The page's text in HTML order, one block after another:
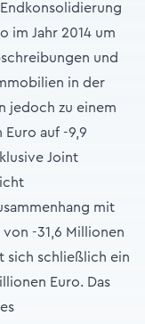
im Jahr 2014 um
und
in der
jedoch zu einem
Euro auf -9,9
Joint
mit
-31,6 Millionen
sich schließlich ein
Euro. Das